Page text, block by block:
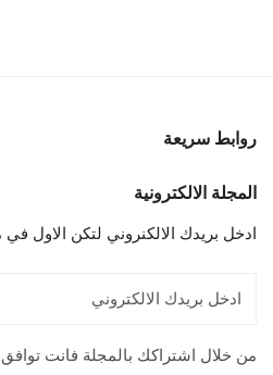
روابط سريعة
المجلة الالكترونية
ادخل بريدك الالكنروني لتكن الاول
الإلكتروني
من خلال اشتراكك بالمجلة فانت